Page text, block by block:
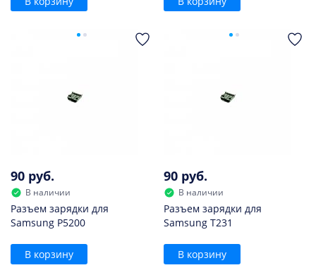
90 руб.
В наличии
Разъем зарядки для
Samsung P5200
В корзину
90 руб.
В наличии
Разъем зарядки для
Samsung T231
В корзину